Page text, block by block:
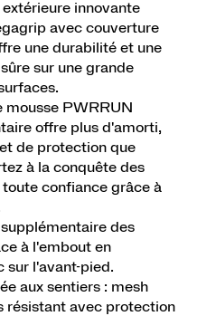
extérieure innovante
avec couverture
une durabilité et une
sur une grande
mousse PWRRUN
offre plus d'amorti,
de protection que
à la conquête des
toute confiance grâce à
des
à l'embout en
sur l'avant-pied.
aux sentiers : mesh
résistant avec protection